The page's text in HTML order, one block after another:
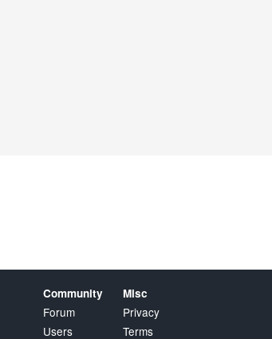
Community
Forum
Users
Misc
Privacy
Terms